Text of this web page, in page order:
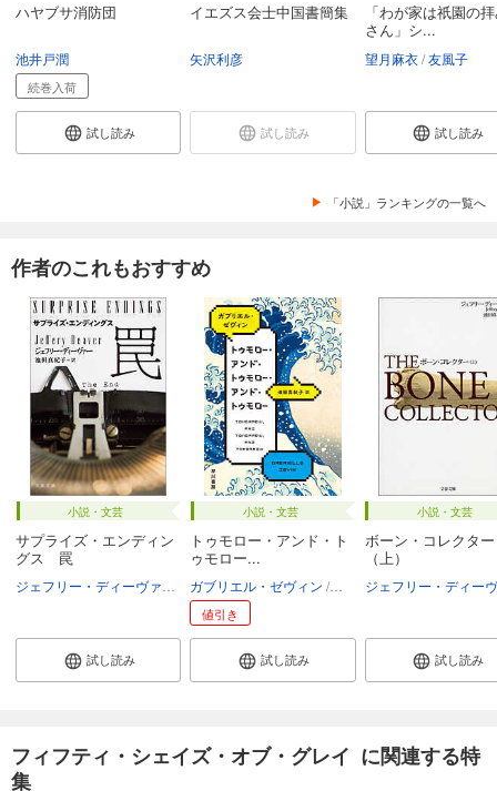
ハヤブサ消防団
池井戸潤
続巻入荷
試し読み
イエズス会士中国書簡集
矢沢利彦
試し読み
「わが家は祇園の
さん」シ...
望月麻衣 友風子
試し読み
「小説」ランキングの一覧へ
作者のこれもおすすめ
小説・文芸
サプライズ・エンディン
グス 罠
ジェフリー・ディーヴァー 池田真紀子
試し読み
小説・文芸
トゥモロー・アンド・ト
ゥモロー...
ガブリエル・ゼヴィン 池田真紀子
値引き
試し読み
小説・文芸
ボーン・コレクター
（上）
試し読み
フィフティ・シェイズ・オブ・グレイ に関連する特
集